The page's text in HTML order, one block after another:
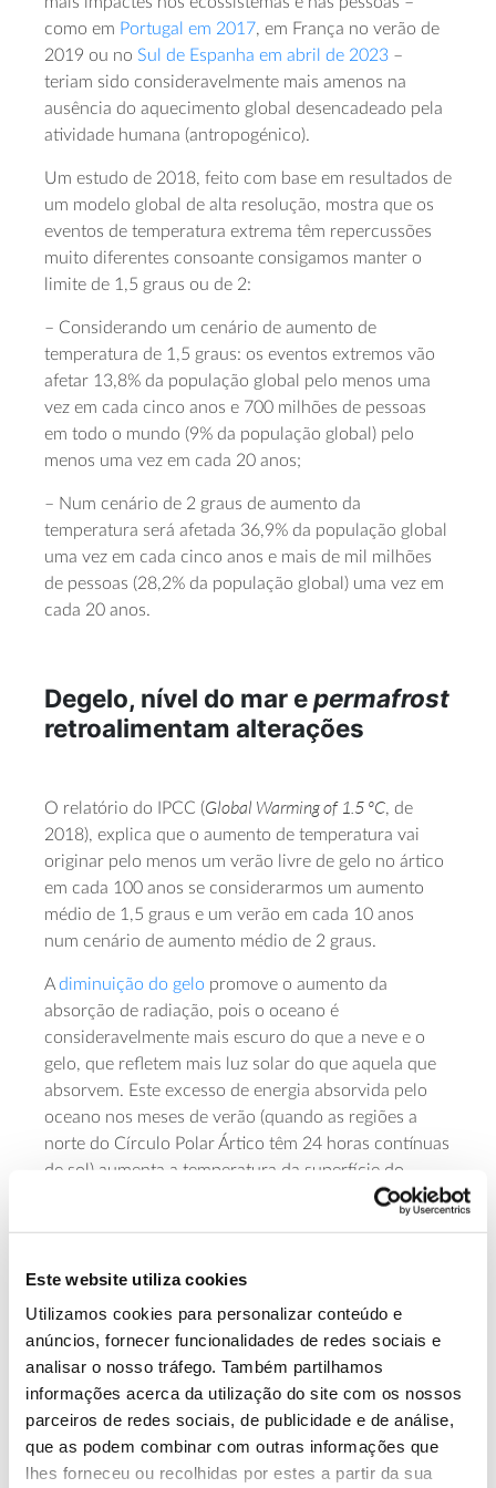
Este website utiliza cookies
Utilizamos cookies para personalizar conteúdo e
anúncios, fornecer funcionalidades de redes sociais e
analisar o nosso tráfego. Também partilhamos
informações acerca da utilização do site com os nossos
parceiros de redes sociais, de publicidade e de análise,
que as podem combinar com outras informações que
lhes forneceu ou recolhidas por estes a partir da sua
como em Portugal em 2017, em França no verão de
2019 ou no Sul de Espanha em abril de 2023 –
teriam sido consideravelmente mais amenos na
ausência do aquecimento global desencadeado pela
atividade humana (antropogénico).
Um estudo de 2018, feito com base em resultados de
um modelo global de alta resolução, mostra que os
eventos de temperatura extrema têm repercussões
muito diferentes consoante consigamos manter o
limite de 1,5 graus ou de 2:
– Considerando um cenário de aumento de
temperatura de 1,5 graus: os eventos extremos vão
afetar 13,8% da população global pelo menos uma
vez em cada cinco anos e 700 milhões de pessoas
em todo o mundo (9% da população global) pelo
menos uma vez em cada 20 anos;
– Num cenário de 2 graus de aumento da
temperatura será afetada 36,9% da população global
uma vez em cada cinco anos e mais de mil milhões
de pessoas (28,2% da população global) uma vez em
cada 20 anos.
Degelo, nível do mar epermafrost
retroalimentam alterações
O relatório do IPCC (Global Warming of 1.5 ºC, de
2018), explica que o aumento de temperatura vai
originar pelo menos um verão livre de gelo no ártico
em cada 100 anos se considerarmos um aumento
médio de 1,5 graus e um verão em cada 10 anos
num cenário de aumento médio de 2 graus.
Adiminuição do gelo promove o aumento da
absorção de radiação, pois o oceano é
consideravelmente mais escuro do que a neve e o
gelo, que refletem mais luz solar do que aquela que
absorvem. Este excesso de energia absorvida pelo
oceano nos meses de verão (quando as regiões a
norte do Círculo Polar Ártico têm 24 horas contínuas
de sol) aumenta a temperatura da superfície do
Oceano Ártico, constituindo um exemplo de
aquecimento e degelo).
Além disso, o degelo dos glaciares e das calotes
polares, conjuntamente com a expansão térmica dos
oceanos, aumentam o nível da água do mar (com o
correspondente aumento dos riscos de inundações,
intrusão de água salgada e impactes em ilhas, zonas
costeiras e deltas) e afeta também opermafrost– o
solo rico em matéria orgânica que se encontra